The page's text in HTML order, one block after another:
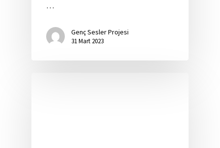
…
Genç Sesler Projesi
31 Mart 2023